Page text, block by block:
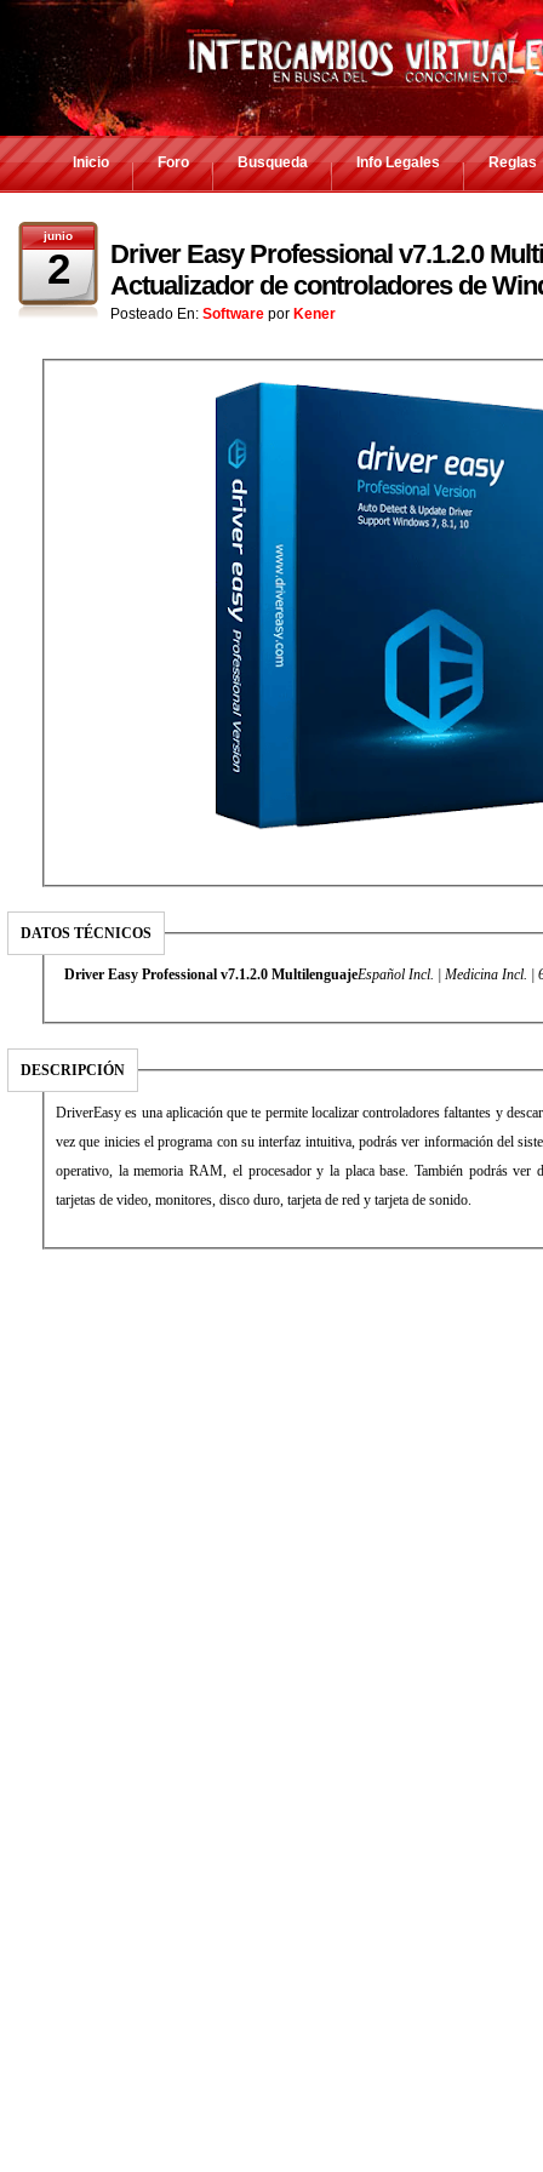
Inicio Foro Busqueda Info Legales Reglas
junio
2
Driver Easy Professional v7.1.2.0
Actualizador de controladores de
Posteado En: Software por Kener
DATOS TÉCNICOS
Driver Easy Professional v7.1.2.0 MultilenguajeEspañol Incl. | Medicina Incl. |
DESCRIPCIÓN
DriverEasy es una aplicación que te permite localizar controladores faltantes y
vez que inicies el programa con su interfaz intuitiva, podrás ver información del
operativo, la memoria RAM, el procesador y la placa base. También podrás ver
tarjetas de video, monitores, disco duro, tarjeta de red y tarjeta de sonido.